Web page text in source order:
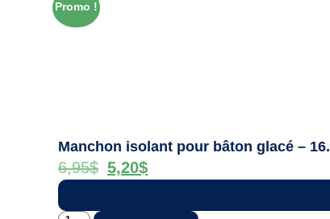
Promo !
Manchon isolant pour bâton glacé –
6,95$ 5,20$